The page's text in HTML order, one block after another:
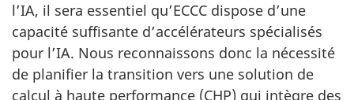
l’IA, il sera essentiel qu’ECCC dispose d’une
capacité suffisante d’accélérateurs spécialisés
pour l’IA. Nous reconnaissons donc la nécessité
de planifier la transition vers une solution de
calcul à haute performance (CHP) qui intègre des